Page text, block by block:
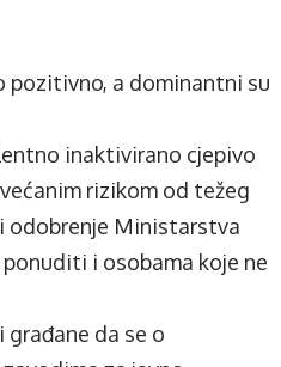
pozitivno, a dominantni su
inaktivirano cjepivo
rizikom od težeg
odobrenje Ministarstva
i osobama koje ne
da se o